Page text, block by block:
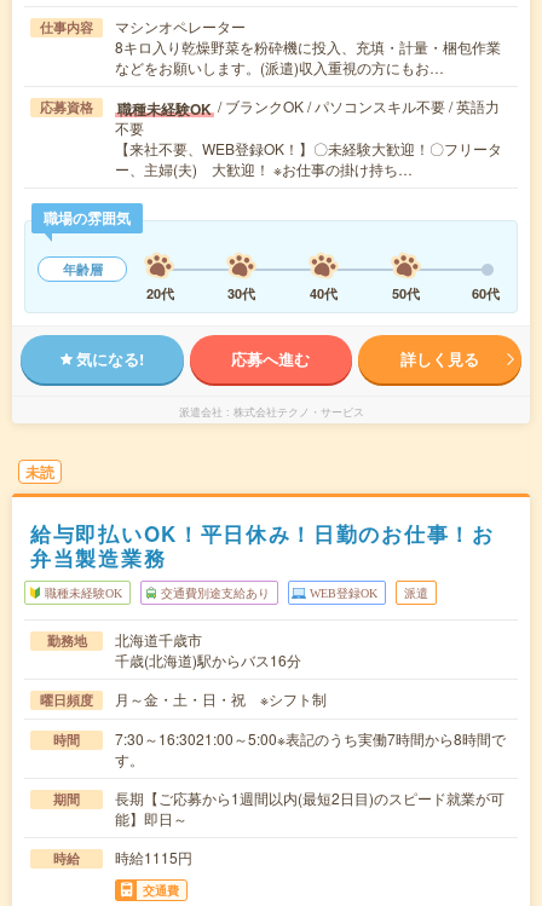
仕事内容
マシンオペレーター
8キロ入り乾燥野菜を粉砕機に投入、充填・計量・梱包作業
などをお願いします。(派遣)収入重視の方にもお…
応募資格 職種未経験OK / ブランクOK / パソコンスキル不要 / 英語力
不要
【来社不要、WEB登録OK！】〇未経験大歓迎！〇フリータ
ー、主婦(夫) 大歓迎！ ※お仕事の掛け持ち…
職場の雰囲気
年齢層
20代
30代 40代 50代 60代
気になる! 応募へ進む 詳しく見る
派遣会社 株式会社テクノ・サービス
未読
給与即払いOK！平日休み！日勤のお仕事！お
弁当製造業務
職種未経験OK 交通費別途支給あり WEB登録OK 派遣
勤務地
北海道千歳市
千歳(北海道)駅からバス16分
曜日頻度 月～金・土・日・祝 ※シフト制
時間
7:30～16:3021:00～5:00※表記のうち実働7時間から8時間で
す。
期間
長期【ご応募から1週間以内(最短2日目)のスピード就業が可
能】即日～
時給 時給1115円
交通費